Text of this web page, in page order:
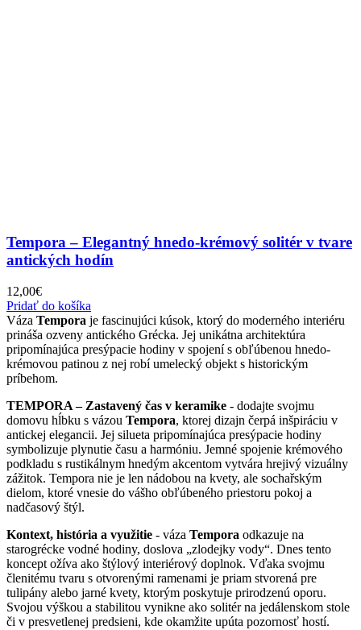
Tempora – Elegantný hnedo-krémový solitér v tvare
antických hodín
12,00€
Pridať do košíka
Váza Tempora je fascinujúci kúsok, ktorý do moderného interiéru
prináša ozveny antického Grécka. Jej unikátna architektúra
pripomínajúca presýpacie hodiny v spojení s obľúbenou hnedo-
krémovou patinou z nej robí umelecký objekt s historickým
príbehom.
TEMPORA – Zastavený čas v keramike - dodajte svojmu
domovu hĺbku s vázou Tempora, ktorej dizajn čerpá inšpiráciu v
antickej elegancii. Jej silueta pripomínajúca presýpacie hodiny
symbolizuje plynutie času a harmóniu. Jemné spojenie krémového
podkladu s rustikálnym hnedým akcentom vytvára hrejivý vizuálny
zážitok. Tempora nie je len nádobou na kvety, ale sochařským
dielom, ktoré vnesie do vášho obľúbeného priestoru pokoj a
nadčasový štýl.
Kontext, história a využitie - váza Tempora odkazuje na
starogrécke vodné hodiny, doslova „zlodejky vody“. Dnes tento
koncept ožíva ako štýlový interiérový doplnok. Vďaka svojmu
členitému tvaru s otvorenými ramenami je priam stvorená pre
tulipány alebo jarné kvety, ktorým poskytuje prirodzenú oporu.
Svojou výškou a stabilitou vynikne ako solitér na jedálenskom stole
či v presvetlenej predsieni, kde okamžite upúta pozornosť hostí.